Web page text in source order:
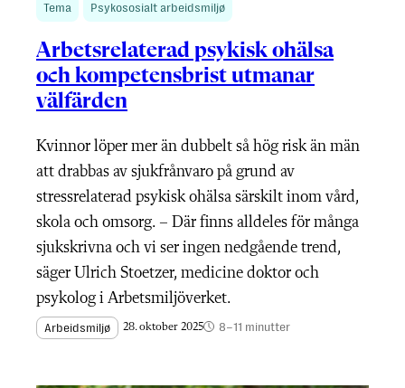
Tema Psykososialt arbeidsmiljø
Arbetsrelaterad psykisk ohälsa
och kompetensbrist utmanar
välfärden
Kvinnor löper mer än dubbelt så hög risk än män
att drabbas av sjukfrånvaro på grund av
stressrelaterad psykisk ohälsa särskilt inom vård,
skola och omsorg. – Där finns alldeles för många
sjukskrivna och vi ser ingen nedgående trend,
säger Ulrich Stoetzer, medicine doktor och
psykolog i Arbetsmiljöverket.
Arbeidsmiljø 28. oktober 2025 8–11 minutter